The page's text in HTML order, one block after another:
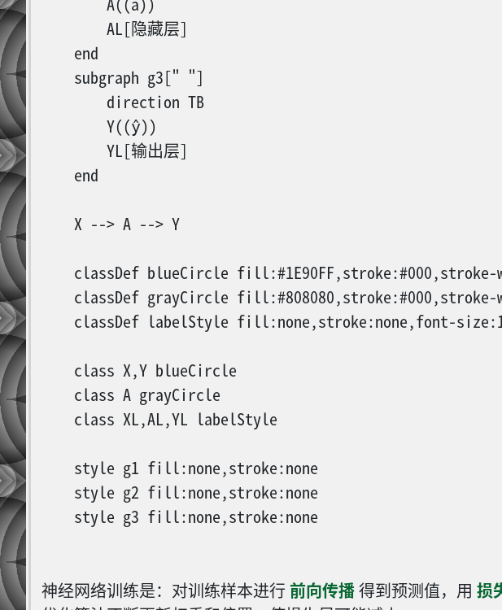
        AL[隐藏层]
    end
    subgraph g3[" "]
        direction TB
        Y((ŷ))
        YL[输出层]
    end
    X --> A --> Y
classDef blueCircle
classDef grayCircle
classDef labelStyle fill:none,stroke:none,font-
    class X,Y blueCircle
    class A grayCircle
    class XL,AL,YL labelStyle
    style g1 fill:none,stroke:none
    style g2 fill:none,stroke:none
    style g3 fill:none,stroke:none
神经网络训练是：对训练样本进行前向传播得到预测值，用损